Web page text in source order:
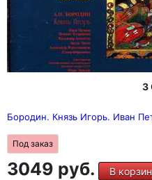
3
Бородин. Князь Игорь. Иван
Под заказ
3049 руб. В